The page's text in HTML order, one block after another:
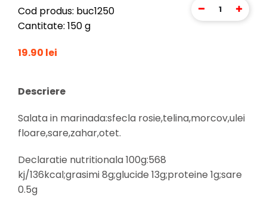
Cod produs: buc1250
Cantitate: 150 g
19.90 lei
1
Descriere
Salata in marinada:sfecla rosie,telina,morcov,ulei
floare,sare,zahar,otet.
Declaratie nutritionala 100g:568
kj/136kcal;grasimi 8g;glucide 13g;proteine 1g;sare
0.5g